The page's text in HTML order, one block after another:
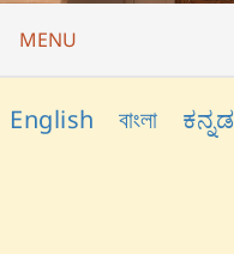
MENU
English বাংলা ಕನ್ನಡ